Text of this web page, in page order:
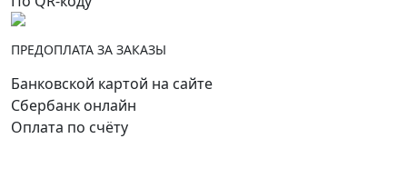
ПРЕДОПЛАТА ЗА ЗАКАЗЫ
Банковской картой на сайте
Сбербанк онлайн
Оплата по счёту